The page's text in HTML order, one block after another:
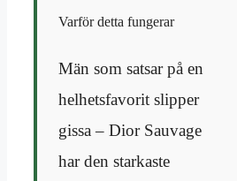
Varför detta fungerar
Män som satsar på en
helhetsfavorit slipper
gissa – Dior Sauvage
har den starkaste